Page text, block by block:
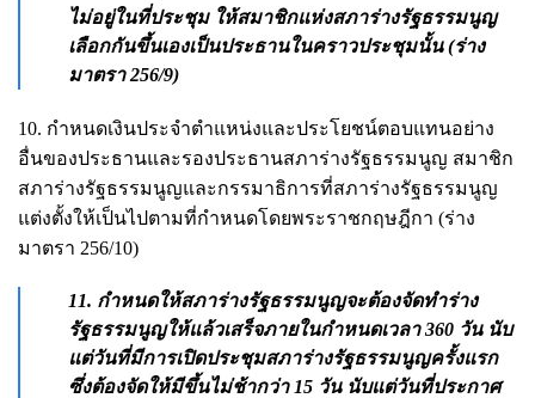
ไม่อยู่ในที่ประชุม ให้สมาชิกแห่งสภาร่างรัฐธรรมนูญ
เลือกกันขึ้นเองเป็นประธานในคราวประชุมนั้น (ร่าง
มาตรา 256/9)
10. กำหนดเงินประจำตำแหน่งและประโยชน์ตอบแทนอย่าง
อื่นของประธานและรองประธานสภาร่างรัฐธรรมนูญ สมาชิก
สภาร่างรัฐธรรมนูญและกรรมาธิการที่สภาร่างรัฐธรรมนูญ
แต่งตั้งให้เป็นไปตามที่กำหนดโดยพระราชกฤษฎีกา (ร่าง
มาตรา 256/10)
11. กำหนดให้สภาร่างรัฐธรรมนูญจะต้องจัดทำร่าง
รัฐธรรมนูญให้แล้วเสร็จภายในกำหนดเวลา 360 วัน นับ
แต่วันที่มีการเปิดประชุมสภาร่างรัฐธรรมนูญครั้งแรก
ซึ่งต้องจัดให้มีขึ้นไม่ช้ากว่า 15 วัน นับแต่วันที่ประกาศ